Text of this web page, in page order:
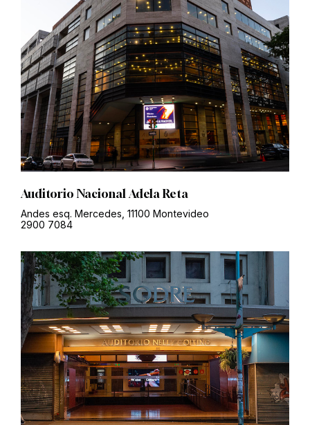
Auditorio Nacional Adela Reta
Andes esq. Mercedes, 11100 Montevideo
2900 7084